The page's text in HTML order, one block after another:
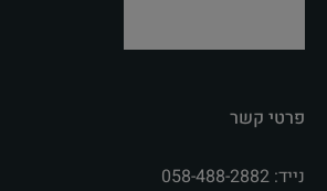
פרטי קשר
נייד: 058-488-2882